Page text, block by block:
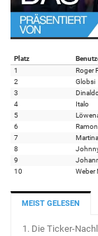
Platz
1
Roger
2
Globsi
3
4
Italo
5
6
7
8
9
10
Weber
MEIST GELESEN
1. Die Ticker-